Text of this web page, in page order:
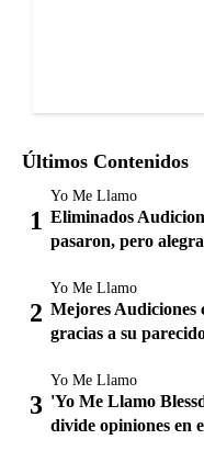
Últimos Contenidos
Yo Me Llamo
Eliminados
pasaron, pero
Yo Me Llamo
Mejores Audiciones
gracias a su
Yo Me Llamo
'Yo Me Llamo
divide opiniones en